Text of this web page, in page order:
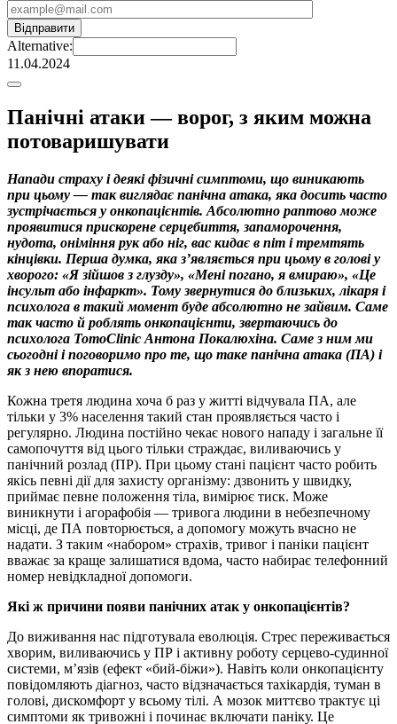
Alternative:
11.04.2024
Панічні атаки — ворог, з яким можна
потоваришувати
Напади страху і деякі фізичні симптоми, що виникають
при цьому — так виглядає панічна атака, яка досить часто
зустрічається у онкопацієнтів. Абсолютно раптово може
проявитися прискорене серцебиття, запаморочення,
нудота, оніміння рук або ніг, вас кидає в піт і тремтять
кінцівки. Перша думка, яка з’являється при цьому в голові у
хворого: «Я зійшов з глузду», «Мені погано, я вмираю», «Це
інсульт або інфаркт». Тому звернутися до близьких, лікаря і
психолога в такий момент буде абсолютно не зайвим. Саме
так часто й роблять онкопацієнти, звертаючись до
психолога TomoClinic Антона Покалюхіна. Саме з ним ми
сьогодні і поговоримо про те, що таке панічна атака (ПА) і
як з нею впоратися.
Кожна третя людина хоча б раз у житті відчувала ПА, але
тільки у 3% населення такий стан проявляється часто і
регулярно. Людина постійно чекає нового нападу і загальне її
самопочуття від цього тільки страждає, виливаючись у
панічний розлад (ПР). При цьому стані пацієнт часто робить
якісь певні дії для захисту організму: дзвонить у швидку,
приймає певне положення тіла, вимірює тиск. Може
виникнути і агорафобія — тривога людини в небезпечному
місці, де ПА повторюється, а допомогу можуть вчасно не
надати. З таким «набором» страхів, тривог і паніки пацієнт
вважає за краще залишатися вдома, часто набирає телефонний
номер невідкладної допомоги.
Які ж причини появи панічних атак у онкопацієнтів?
До виживання нас підготувала еволюція. Стрес переживається
хворим, виливаючись у ПР і активну роботу серцево-судинної
системи, м’язів (ефект «бий-біжи»). Навіть коли онкопацієнту
повідомляють діагноз, часто відзначається тахікардія, туман в
голові, дискомфорт у всьому тілі. А мозок миттєво трактує ці
симптоми як тривожні і починає включати паніку. Це